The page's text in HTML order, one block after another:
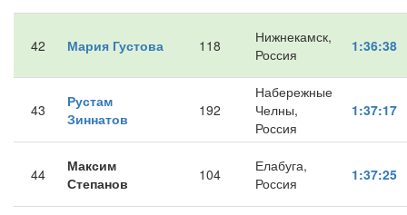
42 Мария Густова 118
Нижнекамск,
Россия
1:36:38
43
Рустам
Зиннатов
192
Набережные
Челны,
Россия
1:37:17
44
Максим
Степанов
104
Елабуга,
Россия
1:37:25